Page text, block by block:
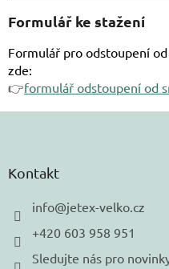
Formulář ke stažení
Formulář pro odstoupení
zde:
👉formulář odstoupení od
Kontakt
info@jetex-velko.cz
+420 603 958 951
Sledujte nás pro